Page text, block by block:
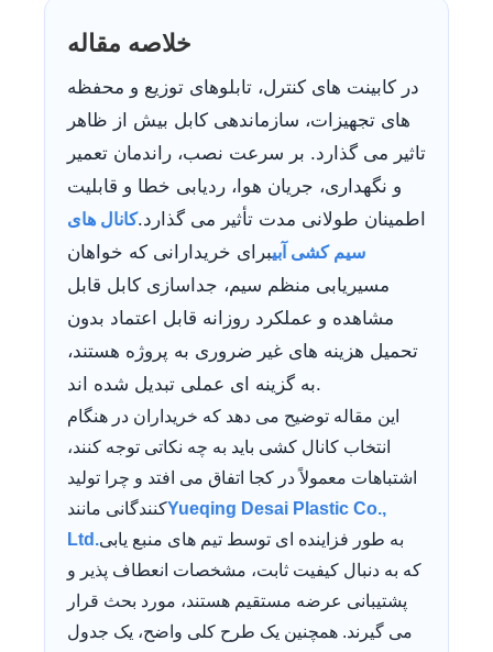
خلاصه مقاله
در کابینت های کنترل، تابلوهای توزیع و محفظه
های تجهیزات، سازماندهی کابل بیش از ظاهر
تاثیر می گذارد. بر سرعت نصب، راندمان تعمیر
و نگهداری، جریان هوا، ردیابی خطا و قابلیت
اطمینان طولانی مدت تأثیر می گذارد.کانال های
سیم کشی آبیبرای خریدارانی که خواهان
مسیریابی منظم سیم، جداسازی کابل قابل
مشاهده و عملکرد روزانه قابل اعتماد بدون
تحمیل هزینه های غیر ضروری به پروژه هستند،
به گزینه ای عملی تبدیل شده اند.
این مقاله توضیح می دهد که خریداران در هنگام
انتخاب کانال کشی باید به چه نکاتی توجه کنند،
اشتباهات معمولاً در کجا اتفاق می افتد و چرا تولید
کنندگانی مانندYueqing Desai Plastic Co.,
Ltd.به طور فزاینده ای توسط تیم های منبع یابی
که به دنبال کیفیت ثابت، مشخصات انعطاف پذیر و
پشتیبانی عرضه مستقیم هستند، مورد بحث قرار
می گیرند. همچنین یک طرح کلی واضح، یک جدول